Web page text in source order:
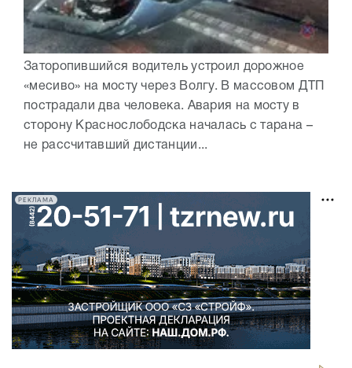
Заторопившийся водитель устроил дорожное
«месиво» на мосту через Волгу. В массовом ДТП
пострадали два человека. Авария на мосту в
сторону Краснослободска началась с тарана –
не рассчитавший дистанции...
РЕКЛАМА